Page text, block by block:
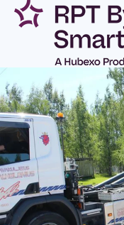
Siirry
sisältöön